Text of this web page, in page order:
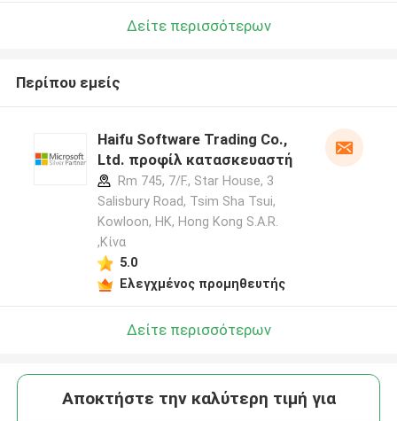
Δείτε περισσότερων
Περίπου εμείς
Haifu Software Trading Co.,
Ltd. προφίλ κατασκευαστή
Rm 745, 7/F., Star House, 3
Salisbury Road, Tsim Sha Tsui,
Kowloon, HK, Hong Kong S.A.R.
,Κίνα
5.0
Ελεγχμένος προμηθευτής
Δείτε περισσότερων
Αποκτήστε την καλύτερη τιμή για